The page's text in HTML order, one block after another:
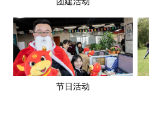
节日活动